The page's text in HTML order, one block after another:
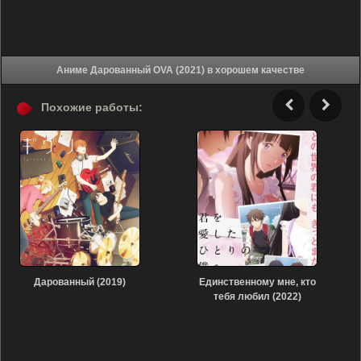
Аниме Дарованный OVA (2021) в хорошем качестве
Похожие работы:
Дарованный (2019)
Единственному мне, кто
тебя любил (2022)